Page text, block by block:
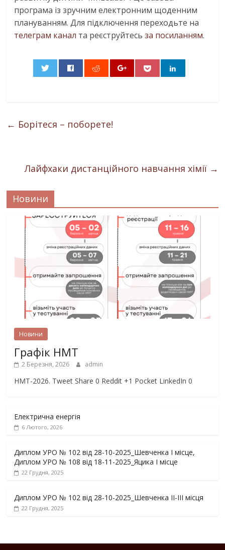
програма із зручним електронним щоденним
плануванням. Для підключення переходьте на
телеграм канал та реєструйтесьза посиланням.
← Борітеся – поборете!
Лайфхаки дистанційного навчання хімії →
Новини
Новини
Графік НМТ
2 Березня, 2026 admin
НМТ-2026. Tweet Share 0 Reddit +1 Pocket LinkedIn 0
Електрична енергія
6 Лютого, 2026
Диплом УРО № 102 від 28-10-2025_Шевченка І місце,
Диплом УРО № 108 від 18-11-2025_Яцика І місце
22 Грудня, 2025
Диплом УРО № 102 від 28-10-2025_Шевченка ІІ-ІІІ місця
22 Грудня, 2025